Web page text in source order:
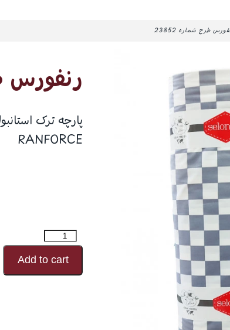
طرح شماره 23852
رنفورس
پارچه ترک
RANFORCE
رنفورس
طرح
شماره
Add to cart